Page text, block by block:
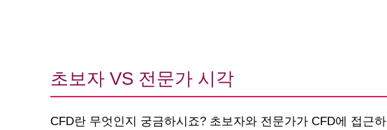
초보자 VS 전문가 시각
CFD란 무엇인지 궁금하시죠? 초보자와 전문가가 CFD에 접근